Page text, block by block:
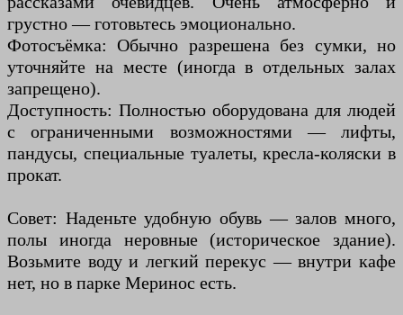
грустно — готовьтесь эмоционально.
Фотосъёмка: Обычно разрешена без сумки, но
уточняйте на месте (иногда в отдельных залах
запрещено).
Доступность: Полностью оборудована для людей
с ограниченными возможностями — лифты,
пандусы, специальные туалеты, кресла-коляски в
прокат.
Совет: Наденьте удобную обувь — залов много,
полы иногда неровные (историческое здание).
Возьмите воду и легкий перекус — внутри кафе
нет, но в парке Меринос есть.